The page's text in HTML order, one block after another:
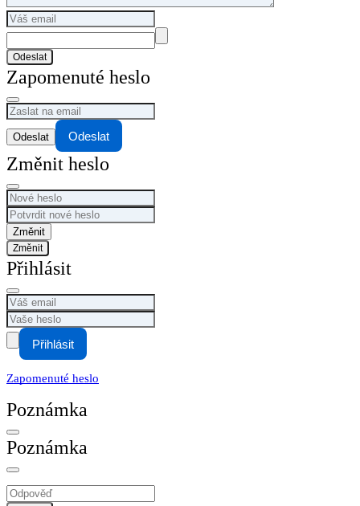
Odeslat
Zapomenuté heslo
Odeslat
Změnit heslo
Změnit
Přihlásit
Přihlásit
Zapomenuté heslo
Poznámka
Poznámka